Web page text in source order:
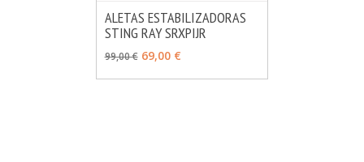
AÑADIR
ALETAS ESTABILIZADORAS
STING RAY SRXPIJR
99,00 € 69,00 €